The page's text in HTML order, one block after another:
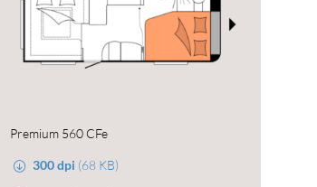
Premium 560 CFe
300 dpi (68 KB)